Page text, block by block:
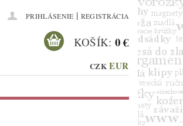
PRIHLÁSENIE | REGISTRÁCIA
CZK EUR
KOŠÍK: 0 €